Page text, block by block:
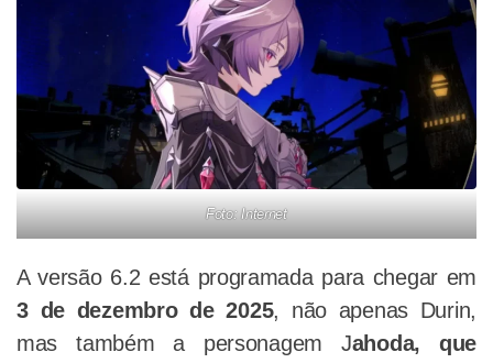
Foto: Internet
A versão 6.2 está programada para chegar em
3 de dezembro de 2025, não apenas Durin,
mas também a personagem Jahoda, que